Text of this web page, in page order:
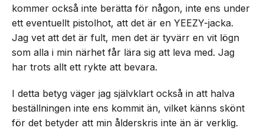
kommer också inte berätta för någon, inte ens under
ett eventuellt pistolhot, att det är en YEEZY-jacka.
Jag vet att det är fult, men det är tyvärr en vit lögn
som alla i min närhet får lära sig att leva med. Jag
har trots allt ett rykte att bevara.
I detta betyg väger jag självklart också in att halva
beställningen inte ens kommit än, vilket känns skönt
för det betyder att min ålderskris inte än är verklig.